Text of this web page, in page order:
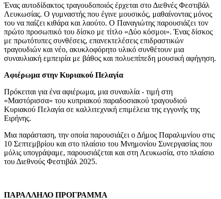
Ένας αυτοδίδακτος τραγουδοποιός έρχεται στο Διεθνές Φεστιβάλ
Λευκωσίας. Ο γυμναστής που έγινε μουσικός, μαθαίνοντας μόνος
του να παίζει κιθάρα και λαούτο. Ο Παναγιώτης παρουσιάζει τον
πρώτο προσωπικό του δίσκο με τίτλο «Δύο κόσμοι». Ένας δίσκος
με πρωτότυπες συνθέσεις, επανεκτελέσεις επιδραστικών
τραγουδιών και νέο, ακυκλοφόρητο υλικό συνθέτουν μια
συναυλιακή εμπειρία με βάθος και πολυεπίπεδη μουσική αφήγηση.
Αφιέρωμα στην Κυριακού Πελαγία
Πρόκειται για ένα αφιέρωμα, μια συναυλία - τιμή στη
«Μαστόρισσα» του κυπριακού παραδοσιακού τραγουδιού
Κυριακού Πελαγία σε καλλιτεχνική επιμέλεια της εγγονής της
Ειρήνης.
Μια παράσταση, την οποία παρουσιάζει ο Δήμος Παραλιμνίου στις
10 Σεπτεμβρίου και στο πλαίσιο του Μνημονίου Συνεργασίας που
μόλις υπογράψαμε, παρουσιάζεται και στη Λευκωσία, στο πλαίσιο
του Διεθνούς Φεστιβάλ 2025.
ΠΑΡΑΛΛΗΛΟ ΠΡΟΓΡΑΜΜΑ